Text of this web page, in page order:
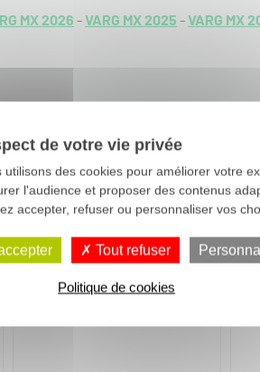
MX 2026 -VARG MX 2025 -VARG MX
de votre vie privée
utilisons des cookies pour améliorer votre
l'audience et proposer des contenus
accepter, refuser ou personnaliser vos
Tout refuser
Politique de cookies